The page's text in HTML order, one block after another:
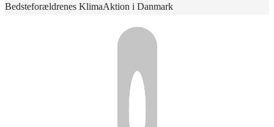
Bedsteforældrenes KlimaAktion i Danmark